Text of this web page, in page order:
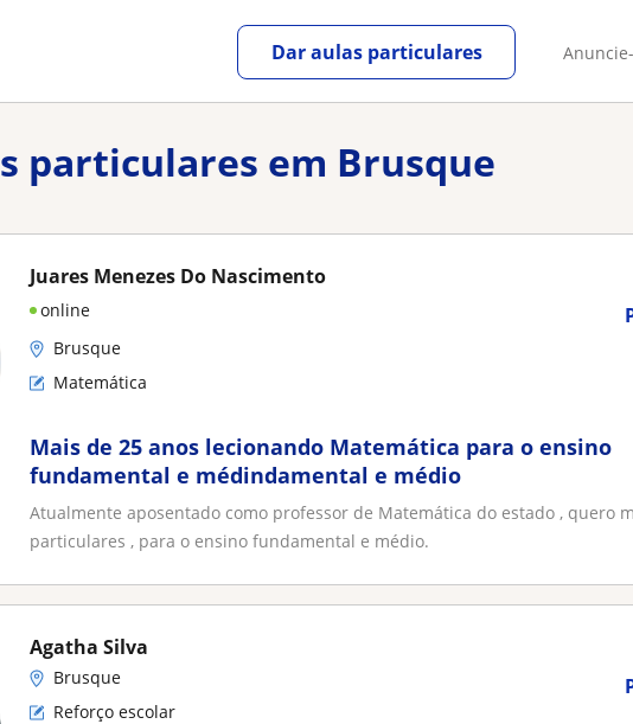
Dar aulas particulares
particulares em Brusque
Juares Menezes Do Nascimento
online
Brusque
Matemática
Mais de 25 anos lecionando Matemática para o ensino
fundamental e médindamental e médio
Atualmente aposentado como professor de Matemática do estado , quero
particulares , para o ensino fundamental e médio.
Agatha Silva
Brusque
Reforço escolar